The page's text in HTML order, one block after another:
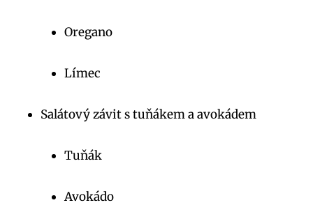
Oregano
Límec
Salátový závit s tuňákem a avokádem
Tuňák
Avokádo